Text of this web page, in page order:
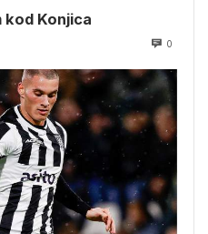
kod Konjica
0